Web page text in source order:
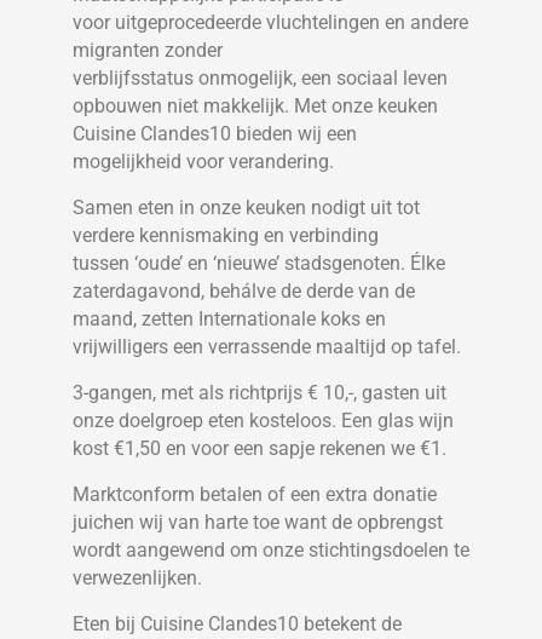
voor uitgeprocedeerde vluchtelingen en andere
migranten zonder
verblijfsstatus onmogelijk, een sociaal leven
opbouwen niet makkelijk. Met onze keuken
Cuisine Clandes10 bieden wij een
mogelijkheid voor verandering.
Samen eten in onze keuken nodigt uit tot
verdere kennismaking en verbinding
tussen ‘oude’ en ‘nieuwe’ stadsgenoten. Élke
zaterdagavond, behálve de derde van de
maand, zetten Internationale koks en
vrijwilligers een verrassende maaltijd op tafel.
3-gangen, met als richtprijs € 10,-, gasten uit
onze doelgroep eten kosteloos. Een glas wijn
kost €1,50 en voor een sapje rekenen we €1.
Marktconform betalen of een extra donatie
juichen wij van harte toe want de opbrengst
wordt aangewend om onze stichtingsdoelen te
verwezenlijken.
Eten bij Cuisine Clandes10 betekent de